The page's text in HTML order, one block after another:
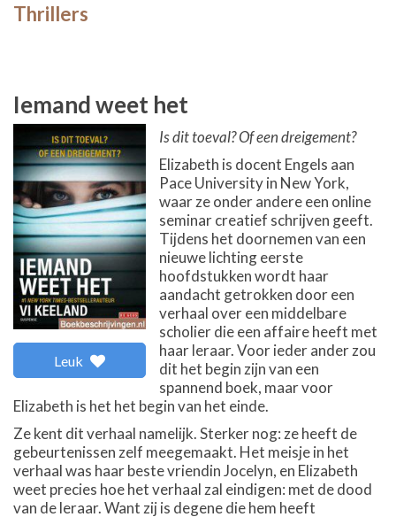
Thrillers
Iemand weet het
Leuk
Is dit toeval? Of een dreigement?
Elizabeth is docent Engels aan
Pace University in New York,
waar ze onder andere een online
seminar creatief schrijven geeft.
Tijdens het doornemen van een
nieuwe lichting eerste
hoofdstukken wordt haar
aandacht getrokken door een
verhaal over een middelbare
scholier die een affaire heeft met
haar leraar. Voor ieder ander zou
dit het begin zijn van een
spannend boek, maar voor
Elizabeth is het het begin van het einde.
Ze kent dit verhaal namelijk. Sterker nog: ze heeft de
gebeurtenissen zelf meegemaakt. Het meisje in het
verhaal was haar beste vriendin Jocelyn, en Elizabeth
weet precies hoe het verhaal zal eindigen: met de dood
van de leraar. Want zij is degene die hem heeft